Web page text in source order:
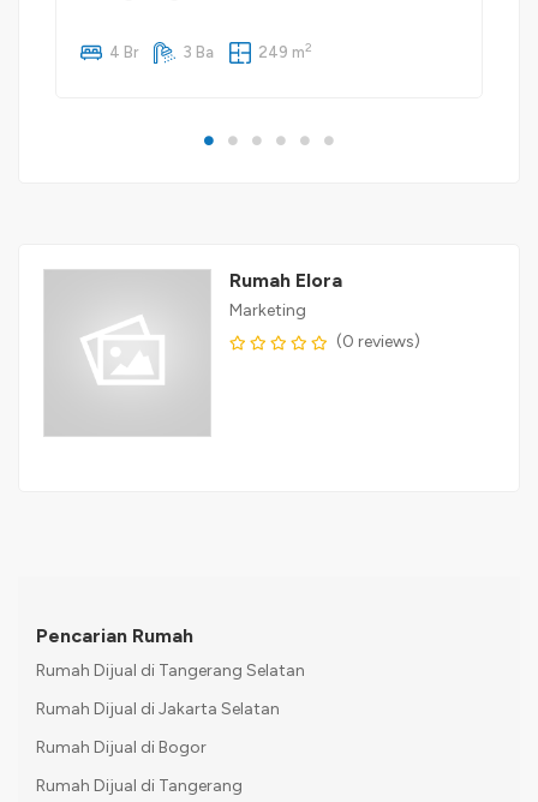
4 Br 3 Ba 249 m2
Rumah Elora
Marketing
(0 reviews)
Pencarian Rumah
Rumah Dijual di Tangerang Selatan
Rumah Dijual di Jakarta Selatan
Rumah Dijual di Bogor
Rumah Dijual di Tangerang